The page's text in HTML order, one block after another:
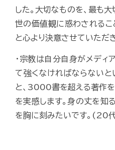
した。大切なものを、最も
世の価値観に惑わされる
と心より決意させていただ
・宗教は自分自身がメディ
て強くなければならない
と、3000書を超える著作
を実感します。身の丈を知
を胸に刻みたいです。(20